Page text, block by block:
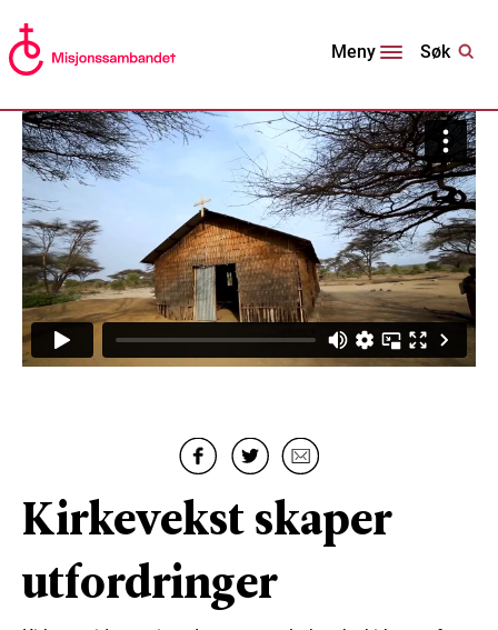
Meny Søk
Kirkevekst skaper
utfordringer